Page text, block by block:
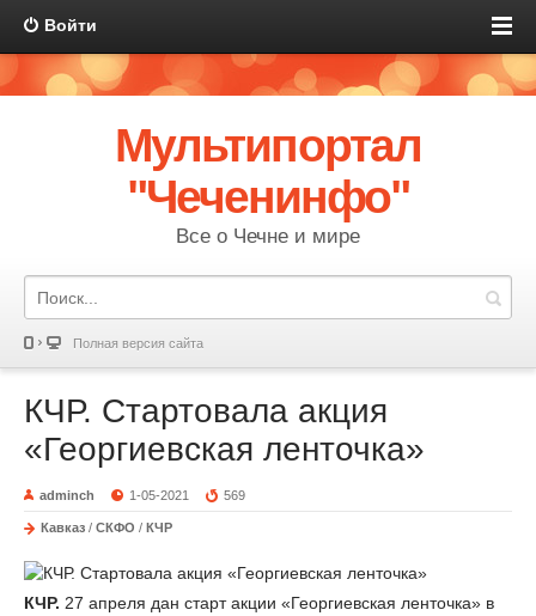
Войти
Мультипортал
"Чеченинфо"
Все о Чечне и мире
Полная версия сайта
КЧР. Стартовала акция
«Георгиевская ленточка»
adminch 1-05-2021 569
Кавказ / СКФО / КЧР
КЧР. 27 апреля дан старт акции «Георгиевская ленточка» в